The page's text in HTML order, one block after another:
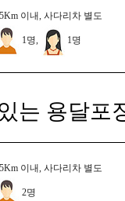
이내, 사다리차 별도
1명, 1명
는 용달포
이내, 사다리차 별도
2명